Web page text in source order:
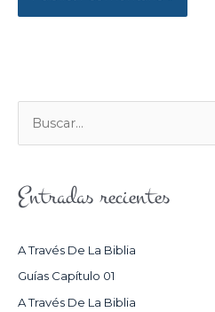
U
C
Entradas recientes
A Través De La Biblia
Guías Capítulo 01
A Través De La Biblia